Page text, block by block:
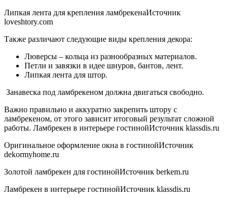
Липкая лента для крепления ламбрекенаИсточник
loveshtory.com
Также различают следующие виды крепления декора:
Люверсы – кольца из разнообразных материалов.
Петли и завязки в идее шнуров, бантов, лент.
Липкая лента для штор.
Занавеска под ламбрекеном должна двигаться свободно.
Важно правильно и аккуратно закрепить штору с
ламбрекеном, от этого зависит итоговый результат сложной
работы. Ламбрекен в интерьере гостинойИсточник klassdis.ru
Оригинальное оформление окна в гостинойИсточник
dekormyhome.ru
Золотой ламбрекен для гостинойИсточник berkem.ru
Ламбрекен в интерьере гостинойИсточник klassdis.ru